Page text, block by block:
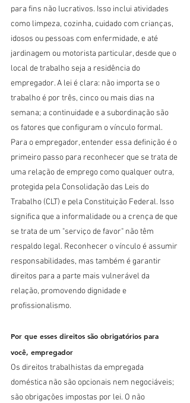
para fins não lucrativos. Isso inclui atividades
como limpeza, cozinha, cuidado com crianças,
idosos ou pessoas com enfermidade, e até
jardinagem ou motorista particular, desde que o
local de trabalho seja a residência do
empregador. A lei é clara: não importa se o
trabalho é por três, cinco ou mais dias na
semana; a continuidade e a subordinação são
os fatores que configuram o vínculo formal.
Para o empregador, entender essa definição é o
primeiro passo para reconhecer que se trata de
uma relação de emprego como qualquer outra,
protegida pela Consolidação das Leis do
Trabalho (CLT) e pela Constituição Federal. Isso
significa que a informalidade ou a crença de que
se trata de um "serviço de favor" não têm
respaldo legal. Reconhecer o vínculo é assumir
responsabilidades, mas também é garantir
direitos para a parte mais vulnerável da
relação, promovendo dignidade e
profissionalismo.
Por que esses direitos são obrigatórios para
você, empregador
Os direitos trabalhistas da empregada
doméstica não são opcionais nem negociáveis;
são obrigações impostas por lei. O não